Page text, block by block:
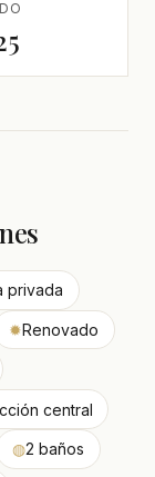
privada
✹Renovado
central
◍2 baños